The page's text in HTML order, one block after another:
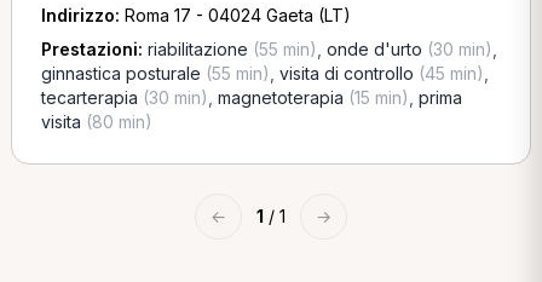
Indirizzo: Roma 17 - 04024 Gaeta (LT)
Prestazioni: riabilitazione (55 min) onde d'urto (30 min)
ginnastica posturale (55 min) visita di controllo (45 min)
tecarterapia (30 min) magnetoterapia (15 min) prima
visita (80 min)
← 1 / 1 →